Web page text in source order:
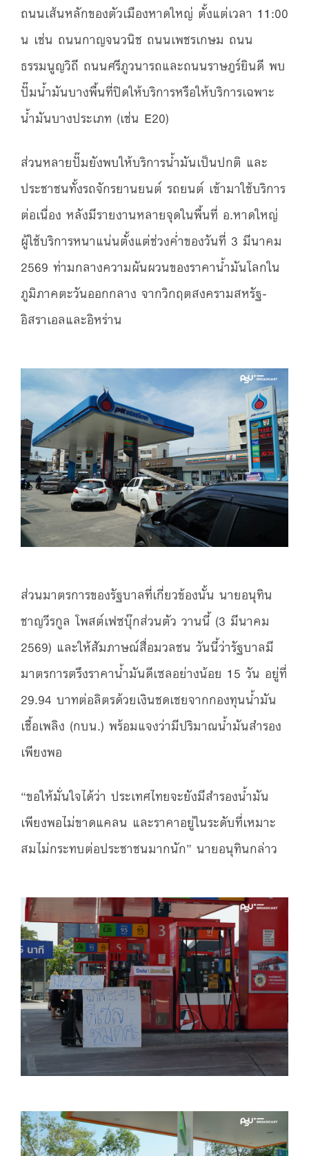
ถนนเส้นหลักของตัวเมืองหาดใหญ่ ตั้งแต่เวลา 11:00
น เช่น ถนนกาญจนวนิช ถนนเพชรเกษม ถนน
ธรรมนูญวิถี ถนนศรีภูวนารถและถนนราษฎร์ยินดี พบ
ปั๊มน้ำมันบางพื้นที่ปิดให้บริการหรือให้บริการเฉพาะ
น้ำมันบางประเภท (เช่น E20)
ส่วนหลายปั๊มยังพบให้บริการน้ำมันเป็นปกติ และ
ประชาชนทั้งรถจักรยานยนต์ รถยนต์ เข้ามาใช้บริการ
ต่อเนื่อง หลังมีรายงานหลายจุดในพื้นที่ อ.หาดใหญ่
ผู้ใช้บริการหนาแน่นตั้งแต่ช่วงค่ำของวันที่ 3 มีนาคม
2569 ท่ามกลางความผันผวนของราคาน้ำมันโลกใน
ภูมิภาคตะวันออกกลาง จากวิกฤตสงครามสหรัฐ-
อิสราเอลและอิหร่าน
ส่วนมาตรการของรัฐบาลที่เกี่ยวข้องนั้น นายอนุทิน
ชาญวีรกูล โพสต์เฟซบุ๊กส่วนตัว วานนี้ (3 มีนาคม
2569) และให้สัมภาษณ์สื่อมวลชน วันนี้ว่ารัฐบาลมี
มาตรการตรึงราคาน้ำมันดีเซลอย่างน้อย 15 วัน อยู่ที่
29.94 บาทต่อลิตรด้วยเงินชดเชยจากกองทุนน้ำมัน
เชื้อเพลิง (กบน.) พร้อมแจงว่ามีปริมาณน้ำมันสำรอง
เพียงพอ
“ขอให้มั่นใจได้ว่า ประเทศไทยจะยังมีสำรองน้ำมัน
เพียงพอไม่ขาดแคลน และราคาอยู่ในระดับที่เหมาะ
สมไม่กระทบต่อประชาชนมากนัก” นายอนุทินกล่าว